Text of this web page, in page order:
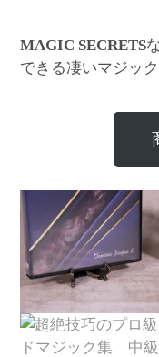
MAGIC SECRETS
できる凄いマジッ